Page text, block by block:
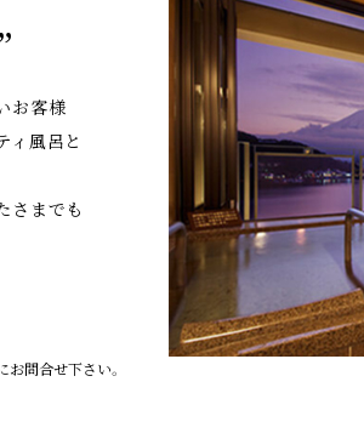
お客様
ィ風呂と
さまでも
お問合せ下さい。